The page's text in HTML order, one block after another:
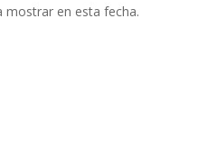
mostrar en esta fecha.